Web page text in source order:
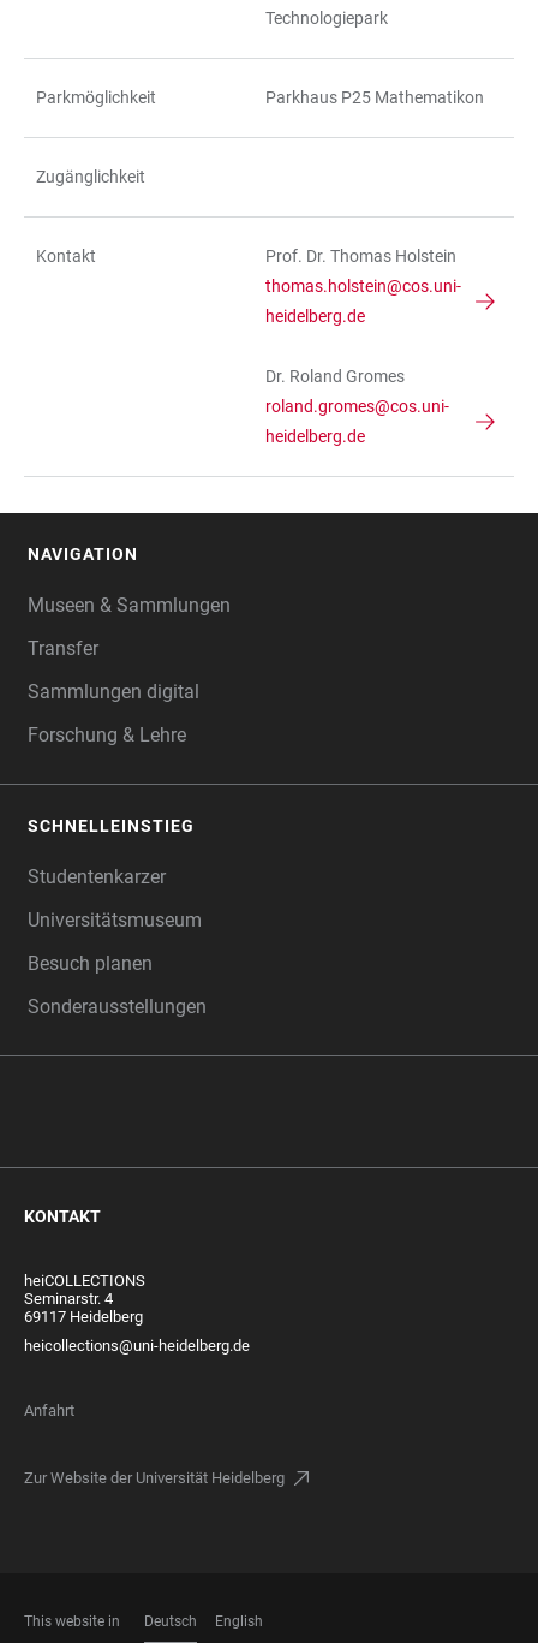
Technologiepark
Parkmöglichkeit Parkhaus P25 Mathematikon
Zugänglichkeit
Kontakt
Prof. Dr. Thomas Holstein
thomas.holstein@cos.uni-
heidelberg.de
Dr. Roland Gromes
roland.gromes@cos.uni-
heidelberg.de
NAVIGATION
Museen & Sammlungen
Transfer
Sammlungen digital
Forschung & Lehre
SCHNELLEINSTIEG
Studentenkarzer
Universitätsmuseum
Besuch planen
Sonderausstellungen
KONTAKT
heiCOLLECTIONS
Seminarstr. 4
69117 Heidelberg
heicollections@uni-heidelberg.de
Anfahrt
Zur Website der Universität Heidelberg
This website in Deutsch English